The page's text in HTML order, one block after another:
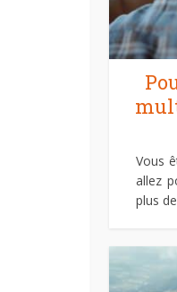
Vous
allez
plus